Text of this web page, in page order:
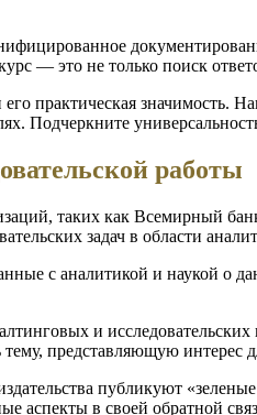
— это не только поиск
практическая значимость.
Подчеркните
работы
таких как Всемирный
задач в области
с аналитикой и наукой о
и
представляющую интерес
публикуют
аспекты в своей обратной